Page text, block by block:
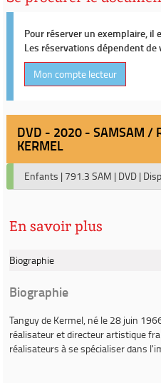
Pour réserver un exemplaire, il
Les réservations dépendent
Mon compte lecteur
DVD - 2020 - SAMSAM /
KERMEL
Enfants | 791.3 SAM | DVD |
En savoir plus
Biographie
Biographie
Tanguy de Kermel, né le 28 juin
réalisateur et directeur artistique
réalisateurs à se spécialiser dans